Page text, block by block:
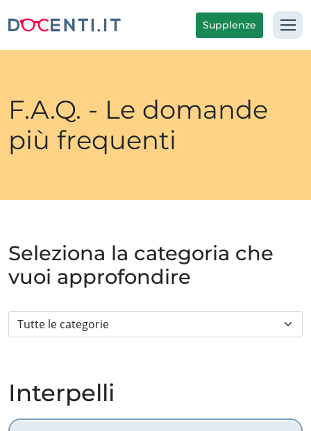
Supplenze
F.A.Q. - Le domande
più frequenti
Seleziona la categoria che
vuoi approfondire
Interpelli